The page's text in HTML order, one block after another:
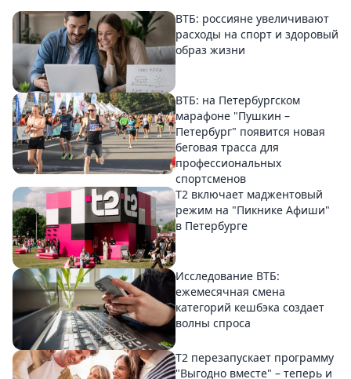
ВТБ: россияне увеличивают
расходы на спорт и здоровый
образ жизни
ВТБ: на Петербургском
марафоне "Пушкин –
Петербург" появится новая
беговая трасса для
профессиональных
спортсменов
Т2 включает маджентовый
режим на "Пикнике Афиши"
в Петербурге
Исследование ВТБ:
ежемесячная смена
категорий кешбэка создает
волны спроса
Т2 перезапускает программу
"Выгодно вместе" – теперь и